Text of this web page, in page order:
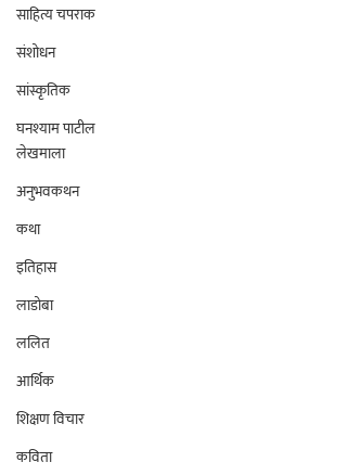
साहित्य चपराक
संशोधन
सांस्कृतिक
घनश्याम पाटील
लेखमाला
अनुभवकथन
कथा
इतिहास
लाडोबा
ललित
आर्थिक
शिक्षण विचार
कविता